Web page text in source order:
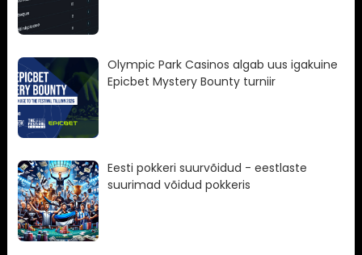
Olympic Park Casinos algab uus igakuine
Epicbet Mystery Bounty turniir
Eesti pokkeri suurvõidud - eestlaste
suurimad võidud pokkeris